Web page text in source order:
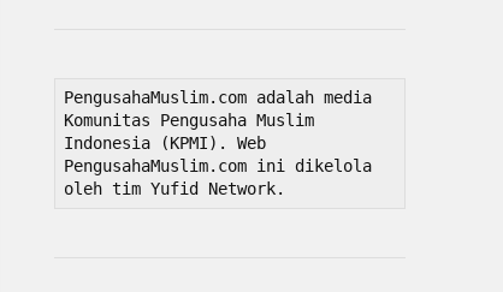
PengusahaMuslim.com adalah media
Komunitas Pengusaha Muslim
Indonesia (KPMI). Web
PengusahaMuslim.com ini dikelola
oleh tim Yufid Network.